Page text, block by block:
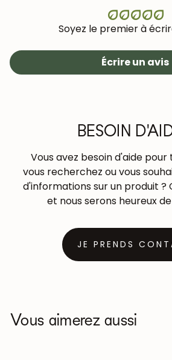
Soyez le premier à
Écrire un avis
BESOIN
Vous avez besoin d'aide
vous recherchez ou vous
d'informations sur un produit
et nous serons heureux
JE PRENDS
Vous aimerez aussi